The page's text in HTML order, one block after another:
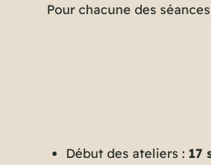
Pour chacune des
Début des ateliers : 17